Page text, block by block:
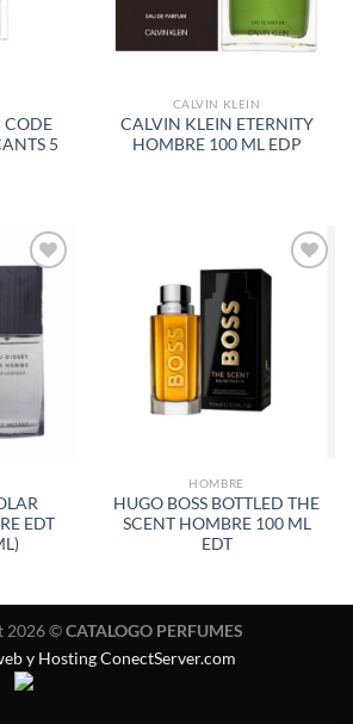
CODE
5
CALVIN KLEIN
CALVIN KLEIN ETERNITY
HOMBRE 100 ML EDP
AÑADIR
DE
EDT
DESEOS
HOMBRE
HUGO BOSS BOTTLED THE
SCENT HOMBRE 100 ML
EDT
2026 ©CATALOGO PERFUMES
y Hosting ConectServer.com